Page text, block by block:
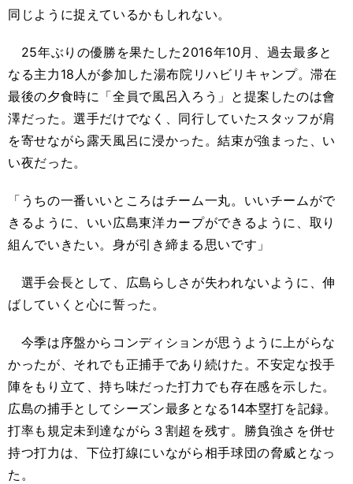
同じように捉えているかもしれない。
25年ぶりの優勝を果たした 2016年10月、過去最多と
なる主力 18 人が参加した湯布院リハビリキャンプ。滞在
最後の夕食時に「全員で風呂入ろう」と提案したのは會
澤だった。選手だけでなく、同行していたスタッフが肩
を寄せながら露天風呂に浸かった。結束が強まった、い
い夜だった。
「うちの一番いいところはチーム一丸。いいチームがで
きるように、いい広島東洋カープができるように、取り
組んでいきたい。身が引き締まる思いです」
選手会長として、広島らしさが失われないように、伸
ばしていくと心に誓った。
今季は序盤からコンディションが思うように上がらな
かったが、それでも正捕手であり続けた。不安定な投手
陣をもり立て、持ち味だった打力でも存在感を示した。
広島の捕手としてシーズン最多となる 14本塁打を記録。
打率も規定未到達ながら３割超を残す。勝負強さを併せ
持つ打力は、下位打線にいながら相手球団の脅威となっ
た。